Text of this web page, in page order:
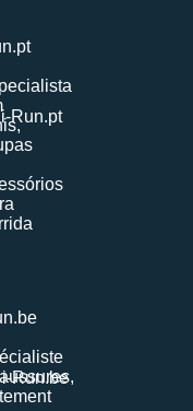
i-Run.pt
i-Run.be